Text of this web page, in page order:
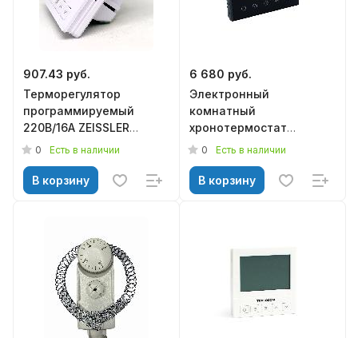
907.43 руб.
Терморегулятор
программируемый
220В/16А ZEISSLER
M7.816
0 Есть в наличии
В корзину
6 680 руб.
Электронный
комнатный
хронотермостат
ДВУХКОНТУРНЫЙ с WI-FI
VT.AC713.B.0
0 Есть в наличии
В корзину